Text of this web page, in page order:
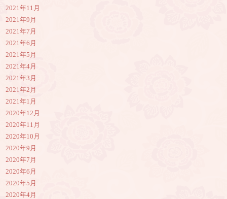
2021年11月
2021年9月
2021年7月
2021年6月
2021年5月
2021年4月
2021年3月
2021年2月
2021年1月
2020年12月
2020年11月
2020年10月
2020年9月
2020年7月
2020年6月
2020年5月
2020年4月